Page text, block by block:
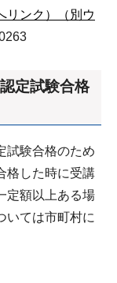
リンク）（別ウ
定試験合格
試験合格のため
格した時に受講
定額以上ある場
いては市町村に